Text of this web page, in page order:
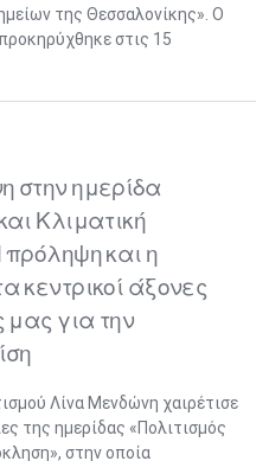
της Θεσσαλονίκης». Ο
στις 15
στην ημερίδα
Κλιματική
και η
κεντρικοί άξονες
μας για την
Λίνα Μενδώνη χαιρέτισε
της ημερίδας «Πολιτισμός
στην οποία